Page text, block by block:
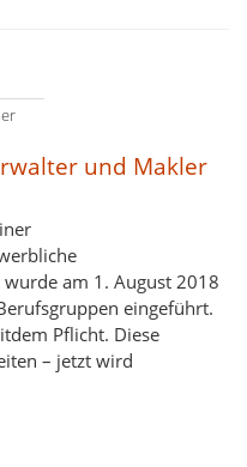
und Makler
am 1. August 2018
eingeführt.
Pflicht. Diese
– jetzt wird